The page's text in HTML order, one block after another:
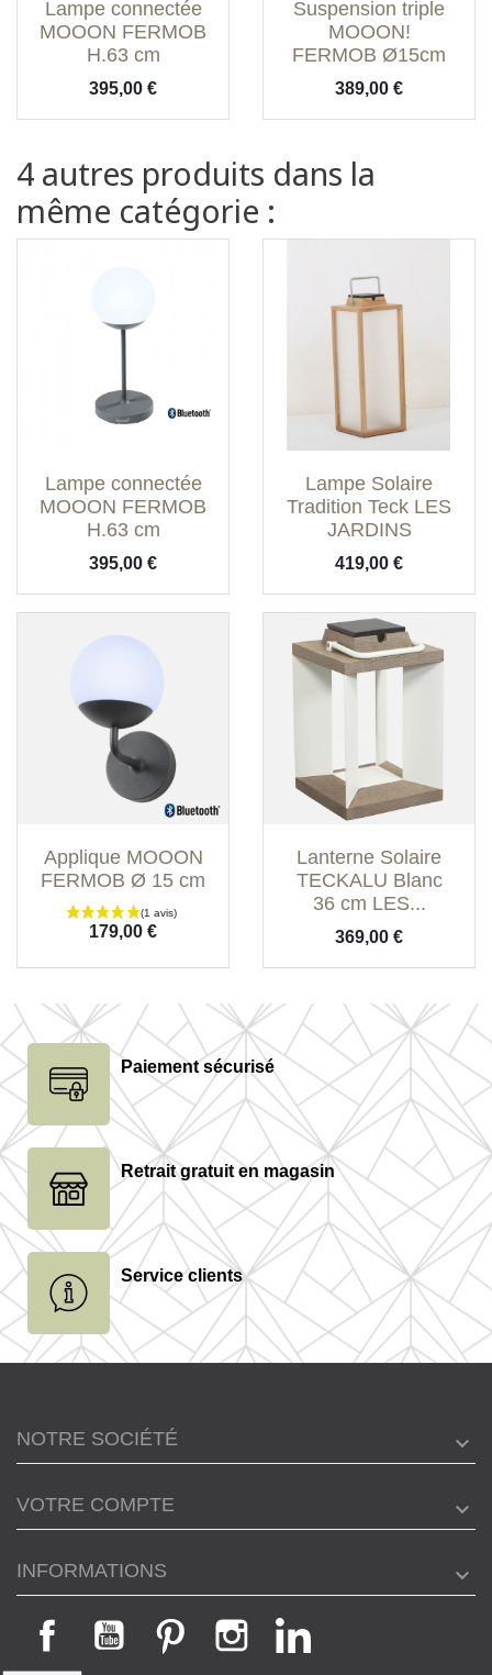
Lampe connectée
MOOON FERMOB
H.63 cm
Prix
395,00 €
Suspension triple
MOOON!
FERMOB Ø15cm
Prix
389,00 €
4 autres produits dans la
même catégorie :
Lampe connectée
MOOON FERMOB
H.63 cm
Prix
395,00 €
Lampe Solaire
Tradition Teck LES
JARDINS
Prix
419,00 €
Applique MOOON
FERMOB Ø 15 cm
Prix
179,00 €
Lanterne Solaire
TECKALU Blanc
36 cm LES...
Prix
369,00 €
Paiement sécurisé
Retrait gratuit en magasin
Service clients
NOTRE SOCIÉTÉ
VOTRE COMPTE
INFORMATIONS